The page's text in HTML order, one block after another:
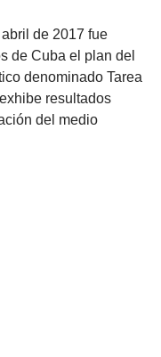
de 2017 fue
de Cuba el plan del
denominado Tarea
resultados
del medio